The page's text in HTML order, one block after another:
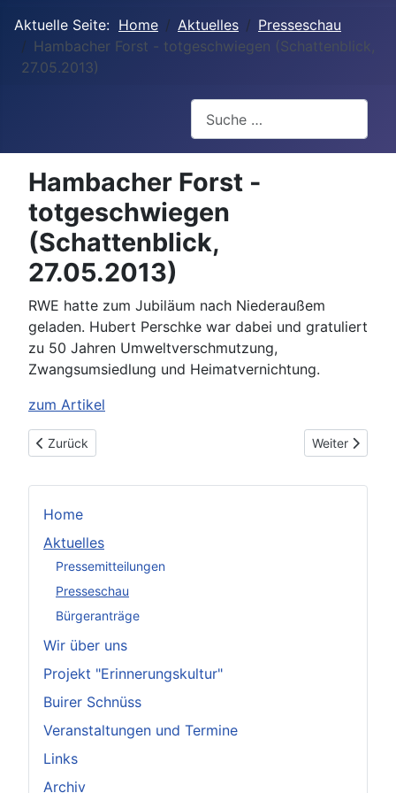
Aktuelle Seite: Home Aktuelles
Presseschau
Hambacher Forst - totgeschwiegen (Schattenblick,
27.05.2013)
Home
Aktuelles
Pressemitteilungen
Presseschau
Bürgeranträge
Wir über uns
Projekt "Erinnerungskultur"
Buirer Schnüss
Veranstaltungen und Termine
Links
Archiv
Hambacher Forst -
totgeschwiegen
(Schattenblick,
27.05.2013)
RWE hatte zum Jubiläum nach Niederaußem
geladen. Hubert Perschke war dabei und gratuliert
zu 50 Jahren Umweltverschmutzung,
Zwangsumsiedlung und Heimatvernichtung.
zum Artikel
Vorheriger Beitrag: Kaffee, Knüppel oder Schläge? (WDR,
Zurück Nächster
Weiter